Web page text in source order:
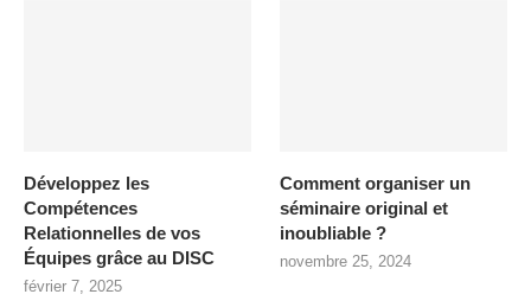
Développez les
Compétences
Relationnelles de vos
Équipes grâce au DISC
février 7, 2025
Comment organiser un
séminaire original et
inoubliable ?
novembre 25, 2024